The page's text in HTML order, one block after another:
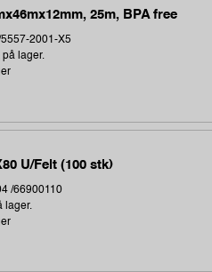
25m, BPA free
2001-X5
på lager.
U/Felt (100 stk)
/66900110
lager.